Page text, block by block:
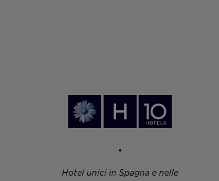
Hotel unici in Spagna e nelle